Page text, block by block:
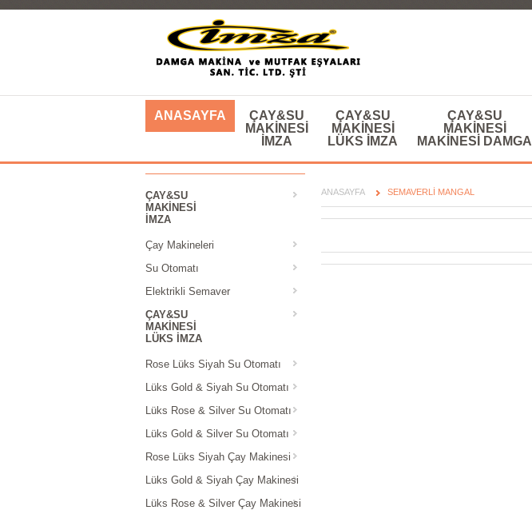
ANASAYFA
ÇAY&SU
MAKINESI
IMZA
ÇAY&SU
MAKINESI
LÜKS IMZA
ÇAY&SU
MAKINESI
MAKINESI DAMGA
ÇAY&SU
MAKINESI
IMZA
Çay Makineleri
Su Otomatı
Elektrikli Semaver
ÇAY&SU
MAKINESI
LÜKS IMZA
Rose Lüks Siyah Su Otomatı
Lüks Gold & Siyah Su Otomatı
Lüks Rose & Silver Su Otomatı
Lüks Gold & Silver Su Otomatı
Rose Lüks Siyah Çay Makinesi
Lüks Gold & Siyah Çay Makinesi
Lüks Rose & Silver Çay Makinesi
ANASAYFA SEMAVERLI MANGAL